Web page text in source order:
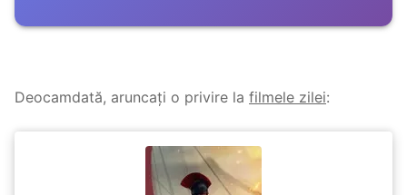
Deocamdată, aruncați o privire la filmele zilei: